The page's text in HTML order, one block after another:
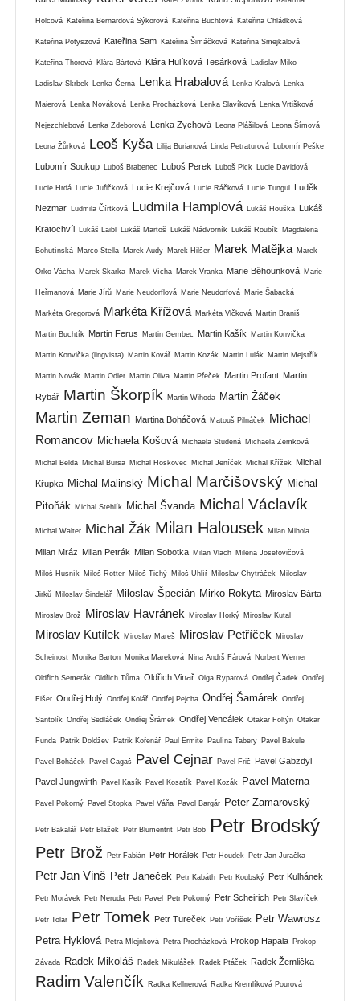
Holcová Kateřina Bernardová Sýkorová Kateřina Buchtová Kateřina Chládková
Kateřina Potyszová Kateřina Sam Kateřina Šimáčková Kateřina Smejkalová
Kateřina Thorová Klára Bártová Klára Hulíková Tesárková Ladislav Miko
Ladislav Skrbek Lenka Černá Lenka Hrabalová Lenka Králová Lenka
Maierová Lenka Nováková Lenka Procházková Lenka Slavíková Lenka Vrtišková
Nejezchlebová Lenka Zdeborová Lenka Zychová Leona Plášilová Leona Šímová
Leona Žůrková Leoš Kyša Lilija Burianová Linda Petraturová Lubomír Peške
Lubomír Soukup Luboš Brabenec Luboš Perek Luboš Pick Lucie Davidová
Lucie Hrdá Lucie Juřičková Lucie Krejčová Lucie Ráčková Lucie Tungul Luděk
Nezmar Ludmila Čírtková Ludmila Hamplová Lukáš Houška Lukáš
Kratochvíl Lukáš Laibl Lukáš Martoš Lukáš Nádvorník Lukáš Roubík Magdalena
Bohutínská Marco Stella Marek Audy Marek Hilšer Marek Matějka Marek
Orko Vácha Marek Skarka Marek Vícha Marek Vranka Marie Běhounková Marie
Heřmanová Marie Jírů Marie Neudorflová Marie Neudorfová Marie Šabacká
Markéta Gregorová Markéta Křížová Markéta Vlčková Martin Braniš
Martin Buchtík Martin Ferus Martin Gembec Martin Kašík Martin Konvička
Martin Konvička (lingvista) Martin Kovář Martin Kozák Martin Lulák Martin Mejstřík
Martin Novák Martin Odler Martin Oliva Martin Přeček Martin Profant Martin
Rybář Martin Škorpík Martin Wihoda Martin Žáček
Martin Zeman Martina Boháčová Matouš Pilnáček
Michael
Romancov Michaela Košová Michaela Studená Michaela Zemková
Michal Belda Michal Bursa Michal Hoskovec Michal Jeníček Michal Křížek Michal
Křupka Michal Malinský Michal Marčišovský Michal
Pitoňák
Michal Stehlík Michal Švanda Michal Václavík
Michal Walter Michal Žák Milan Halousek Milan Mihola
Milan Mráz Milan Petrák Milan Sobotka Milan Vlach Milena Josefovičová
Miloš Husník Miloš Rotter Miloš Tichý Miloš Uhlíř Miloslav Chytráček Miloslav
Jirků Miloslav Šindelář Miloslav Špecián Mirko Rokyta Miroslav Bárta
Miroslav Brož Miroslav Havránek Miroslav Horký Miroslav Kutal
Miroslav Kutílek Miroslav Mareš Miroslav Petříček Miroslav
Scheinost Monika Barton Monika Mareková Nina Andrš Fárová Norbert Werner
Oldřich Semerák Oldřich Tůma Oldřich Vinař Olga Ryparová Ondřej Čadek Ondřej
Fišer Ondřej Holý Ondřej Kolář Ondřej Pejcha Ondřej Šamárek Ondřej
Santolík Ondřej Sedláček Ondřej Šrámek Ondřej Vencálek Otakar Foltýn Otakar
Funda Patrik Doldžev Patrik Kořenář Paul Ermite Paulína Tabery Pavel Bakule
Pavel Boháček Pavel Cagaš Pavel Cejnar Pavel Frič Pavel Gabzdyl
Pavel Jungwirth Pavel Kasík Pavel Kosatík Pavel Kozák Pavel Materna
Pavel Pokorný Pavel Stopka Pavel Váňa Pavol Bargár Peter Zamarovský
Petr Bakalář Petr Blažek Petr Blumentrit Petr Bob Petr Brodský
Petr Brož Petr Fabián Petr Horálek Petr Houdek Petr Jan Juračka
Petr Jan Vinš Petr Janeček Petr Kabáth Petr Koubský Petr Kulhánek
Petr Morávek Petr Neruda Petr Pavel Petr Pokorný Petr Scheirich Petr Slavíček
Petr Tolar Petr Tomek Petr Tureček Petr Voříšek
Petr Wawrosz
Petra Hyklová Petra Mlejnková Petra Procházková Prokop Hapala Prokop
Závada Radek Mikoláš Radek Mikulášek Radek Ptáček Radek Žemlička
Radim Valenčík Radka Kellnerová Radka Kremlíková Pourová